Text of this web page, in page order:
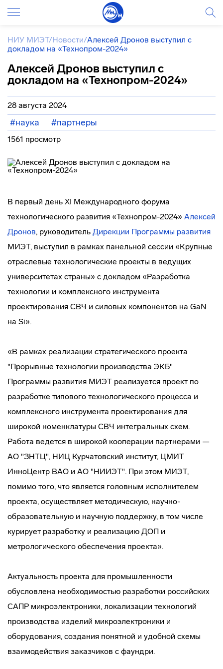
НИУ МИЭТ/Новости/Алексей Дронов выступил с
докладом на «Технопром-2024»
Алексей Дронов выступил с
докладом на «Технопром-2024»
28 августа 2024
#наука #партнеры
1561 просмотр
В первый день XI Международного форума
технологического развития «Технопром-2024» Алексей
Дронов, руководитель Дирекции Программы развития
МИЭТ, выступил в рамках панельной сессии «Крупные
отраслевые технологические проекты в ведущих
университетах страны» с докладом «Разработка
технологии и комплексного инструмента
проектирования СВЧ и силовых компонентов на GaN
на Si».
«В рамках реализации стратегического проекта
"Прорывные технологии производства ЭКБ"
Программы развития МИЭТ реализуется проект по
разработке типового технологического процесса и
комплексного инструмента проектирования для
широкой номенклатуры СВЧ интегральных схем.
Работа ведется в широкой кооперации партнерами —
АО "ЗНТЦ", НИЦ Курчатовский институт, ЦМИТ
ИнноЦентр ВАО и АО "НИИЭТ". При этом МИЭТ,
помимо того, что является головным исполнителем
проекта, осуществляет методическую, научно-
образовательную и научную поддержку, в том числе
курирует разработку и реализацию ДОП и
метрологического обеспечения проекта».
Актуальность проекта для промышленности
обусловлена необходимостью разработки российских
САПР микроэлектроники, локализации технологий
производства изделий микроэлектроники и
оборудования, создания понятной и удобной схемы
взаимодействия заказчиков с фаундри.